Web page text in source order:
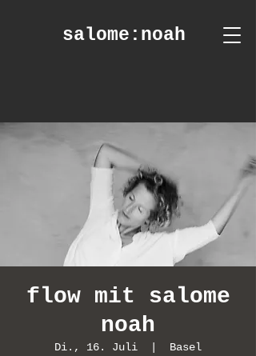
salome :noah
flow mit salome
noah
Di., 16. Juli Basel